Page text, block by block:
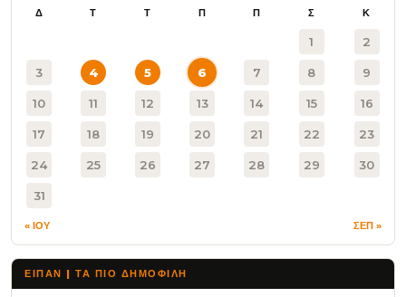
Δ Τ Τ Π Π Σ Κ
1 2
3 4 5 6 7 8 9
10 11 12 13 14 15 16
17 18 19 20 21 22 23
24 25 26 27 28 29 30
31
« ΙΟΥ ΣΕΠ »
ΕΙΠΑΝ | ΤΑ ΠΙΟ ΔΗΜΟΦΙΛΉ